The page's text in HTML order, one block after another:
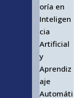
oría en
Inteligen
cia
Artificial
y
Aprendiz
aje
Automáti